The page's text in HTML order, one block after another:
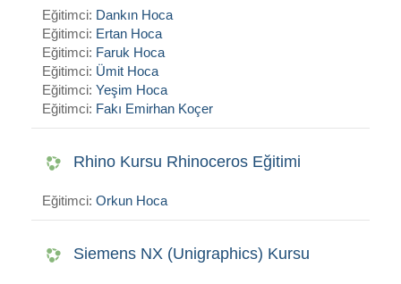
Eğitimci: Dankın Hoca
Eğitimci: Ertan Hoca
Eğitimci: Faruk Hoca
Eğitimci: Ümit Hoca
Eğitimci: Yeşim Hoca
Eğitimci: Fakı Emirhan Koçer
Rhino Kursu Rhinoceros Eğitimi
Eğitimci: Orkun Hoca
Siemens NX (Unigraphics) Kursu